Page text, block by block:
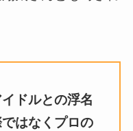
ドルとの浮名
はなくプロの